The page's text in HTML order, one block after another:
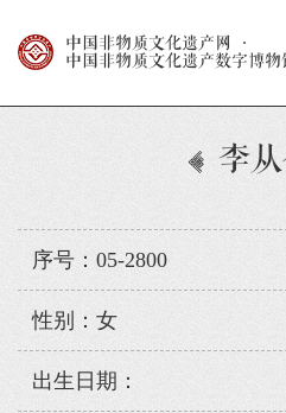
中国非物质文化遗产网
·
中国非物质文化遗产数字博物
李
序号：05-2800
性别：女
出生日期：